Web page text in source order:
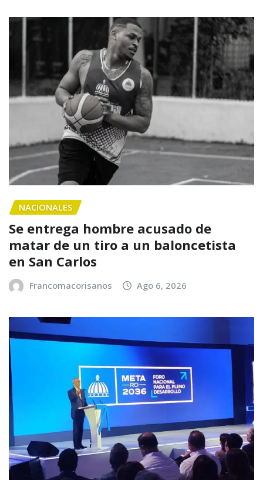
NACIONALES
Se entrega hombre acusado de
matar de un tiro a un baloncetista
en San Carlos
Francomacorisanos Ago 6, 2026